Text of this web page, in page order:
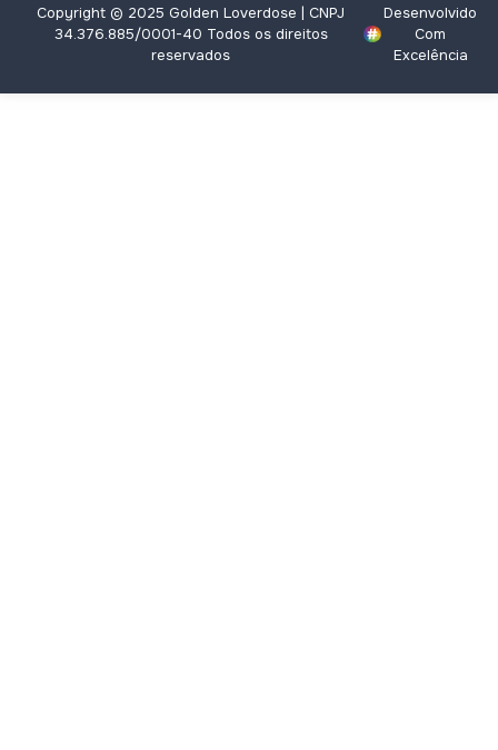
Copyright © 2025 Golden Loverdose | CNPJ
34.376.885/0001-40 Todos os direitos
reservados
Desenvolvido
Com
Excelência